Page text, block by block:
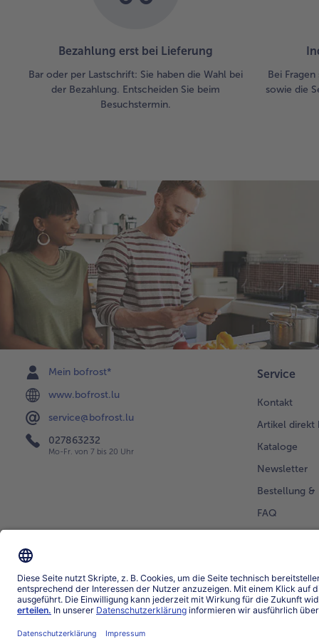
Bezahlung erst bei Lieferung
Bar oder per Lastschrift: Sie haben die Wahl bei
der Bezahlung. Entscheiden Sie beim
Besuchstermin.
Bei
sowie die
Mein bofrost*
www.bofrost.lu
service@bofrost.lu
027863232
Mo-Fr. von 7 bis 20 Uhr
Service
Kontakt
Artikel direkt
Kataloge
Newsletter
Bestellung &
FAQ